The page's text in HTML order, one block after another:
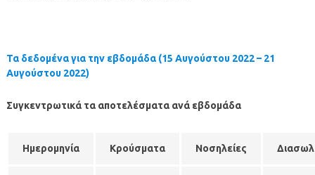
Τα δεδομένα για την εβδομάδα (15 Αυγούστου 2022 – 21
Αυγούστου 2022)
Συγκεντρωτικά τα αποτελέσματα ανά εβδομάδα
Ημερομηνία Κρούσματα Νοσηλείες